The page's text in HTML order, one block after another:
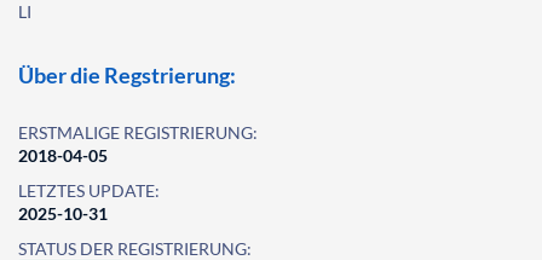
LI
Über die Regstrierung:
ERSTMALIGE REGISTRIERUNG:
2018-04-05
LETZTES UPDATE:
2025-10-31
STATUS DER REGISTRIERUNG: